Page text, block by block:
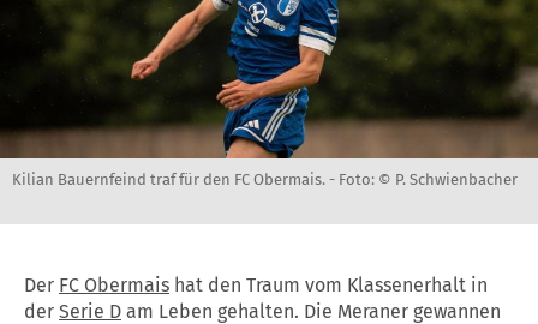
Kilian Bauernfeind traf für den FC Obermais. - Foto: © P. Schwienbacher
Der FC Obermais hat den Traum vom Klassenerhalt in
der Serie D am Leben gehalten. Die Meraner gewannen